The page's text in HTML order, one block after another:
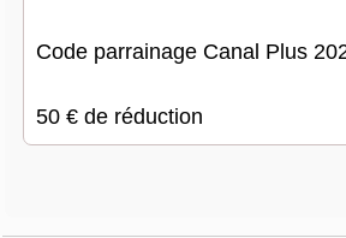
Code parrainage Canal Plus
50 € de réduction